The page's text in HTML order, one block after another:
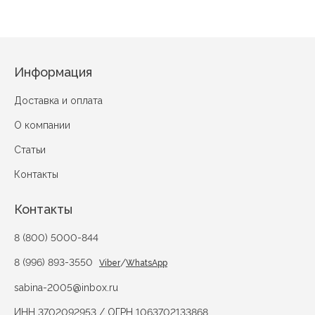
Информация
Доставка и оплата
О компании
Статьи
Контакты
Контакты
8 (800) 5000-844
8 (996) 893-3550 Viber/WhatsApp
sabina-2005@inbox.ru
ИНН 3702092953 / ОГРН 1063702133868